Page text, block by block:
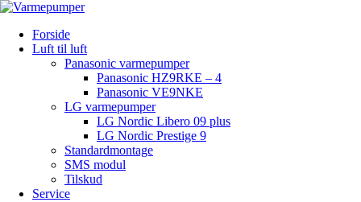
Forside
Luft til luft
Panasonic varmepumper
Panasonic HZ9RKE – 4
Panasonic VE9NKE
LG varmepumper
LG Nordic Libero 09 plus
LG Nordic Prestige 9
Standardmontage
SMS modul
Tilskud
Service